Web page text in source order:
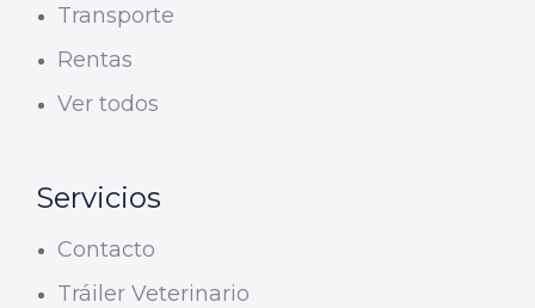
Transporte
Rentas
Ver todos
Servicios
Contacto
Tráiler Veterinario